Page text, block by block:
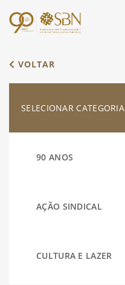
VOLTAR
SELECIONAR CATEGORIA
90 ANOS
AÇÃO SINDICAL
CULTURA E LAZER